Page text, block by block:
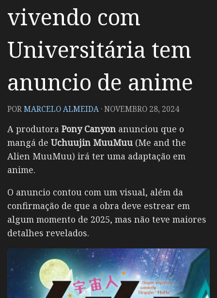
vivendo com
Universitária tem
anuncio de anime
PORMARCELO ALMEIDA ·NOVEMBRO 28, 2024
A produtora Pony Canyon anunciou que o
mangá de Uchuujin MuuMuu (Me and the
Alien MuuMuu) irá ter uma adaptação em
anime.
O anuncio contou com um visual, além da
confirmação de que a obra deve estrear em
algum momento de 2025, mas não teve maiores
detalhes revelados.